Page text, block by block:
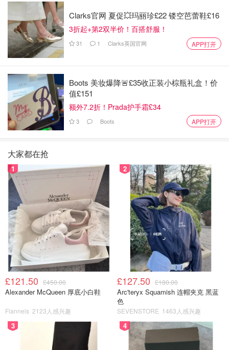
Clarks官网 夏促💥玛丽珍£22 镂空芭蕾鞋£16
3折起+第2双半价！百搭舒服！
31 1 Clarks英国官网 APP打开
Boots 美妆爆降🚨£35收正装小棕瓶礼盒！价
值£151
额外7.2折！Prada护手霜£34
3 Boots APP打开
大家都在抢
1
£121.50 £450.00
Alexander McQueen 厚底小白鞋
Flannels 2123人感兴趣
2
£127.50 £180.00
Arc'teryx Squamish 连帽夹克 黑蓝
色
SEVENSTORE 1463人感兴趣
3 4